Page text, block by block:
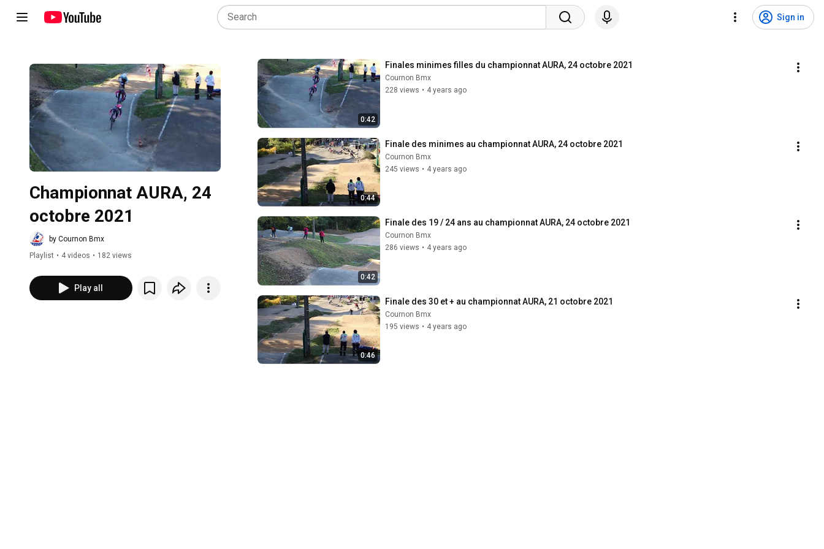
Sign in
Play all
Championnat AURA, 24
octobre 2021
by Cournon Bmx
Playlist • 4 videos • 182 views
Play all
0:42
Finales minimes filles du championnat AURA, 24 octobre 2021
Cournon Bmx
228 views • 4 years ago
0:44
Finale des minimes au championnat AURA, 24 octobre 2021
Cournon Bmx
245 views • 4 years ago
0:42
Finale des 19 / 24 ans au championnat AURA, 24 octobre 2021
Cournon Bmx
286 views • 4 years ago
0:46
Finale des 30 et + au championnat AURA, 21 octobre 2021
Cournon Bmx
195 views • 4 years ago